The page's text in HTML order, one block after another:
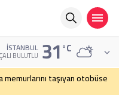
İSTANBUL
BULUTLU 31°C
bıçaklı kavga